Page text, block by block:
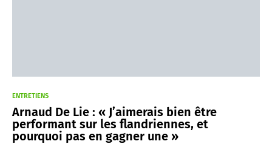
ENTRETIENS
Arnaud De Lie : « J’aimerais bien être
performant sur les flandriennes, et
pourquoi pas en gagner une »